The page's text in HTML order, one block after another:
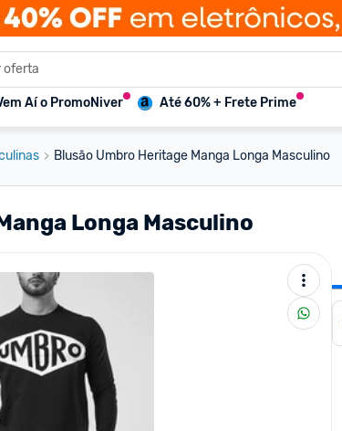
Aí o PromoNiver Até 60% + Frete Prime
Blusão Umbro Heritage Manga Longa Masculino
Longa Masculino